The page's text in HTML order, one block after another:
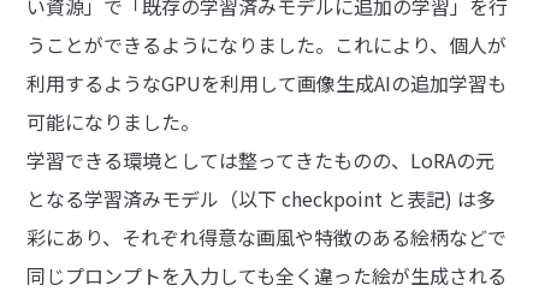
うことができるようになりました。これにより、個人が
利用するようなGPUを利用して画像生成AIの追加学習も
可能になりました。
学習できる環境としては整ってきたものの、LoRAの元
となる学習済みモデル（以下 checkpoint と表記) は多
彩にあり、それぞれ得意な画風や特徴のある絵柄などで
同じプロンプトを入力しても全く違った絵が生成される